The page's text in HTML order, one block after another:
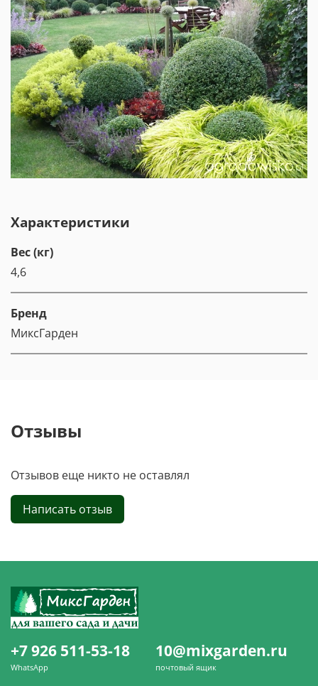
Характеристики
Вес (кг)
4,6
Бренд
МиксГарден
Отзывы
Отзывов еще никто не оставлял
Написать отзыв
+7 926 511-53-18
WhatsApp
10@mixgarden.ru
почтовый ящик